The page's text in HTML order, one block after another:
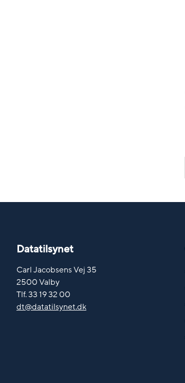
Datatilsynet
Carl Jacobsens Vej 35
2500 Valby
Tlf. 33 19 32 00
dt@datatilsynet.dk